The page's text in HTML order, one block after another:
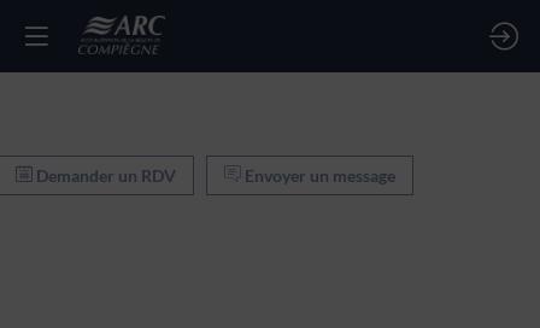
Demander un RDV Envoyer un message